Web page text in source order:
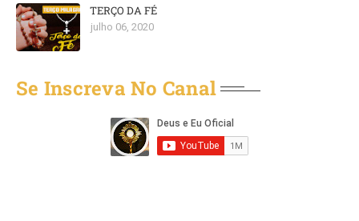
TERÇO DA FÉ
julho 06, 2020
Se Inscreva No Canal